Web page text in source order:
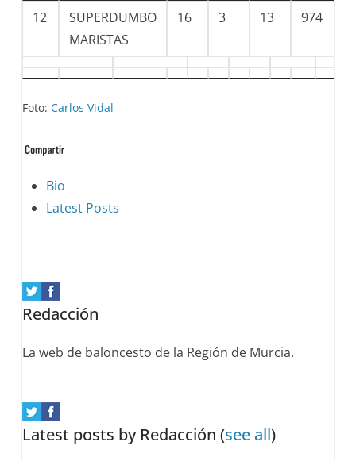
12
SUPERDUMBO
MARISTAS
16 3 13 974
Foto:Carlos Vidal
The
following
content
below.
Bio
Latest Posts
Redacción
La web de baloncesto de la Región de Murcia.
Latest posts by Redacción(see all)